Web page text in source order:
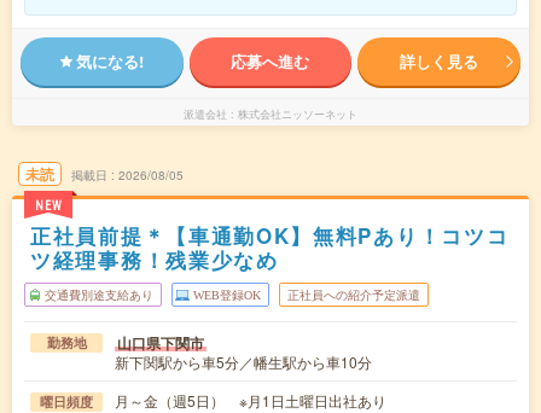
気になる! 応募へ進む 詳しく見る
派遣会社 株式会社ニッソーネット
未読
NEW
掲載日 2026/08/05
正社員前提＊【車通勤OK】無料Pあり！コツコ
ツ経理事務！残業少なめ
交通費別途支給あり WEB登録OK 正社員への紹介予定派遣
勤務地 山口県下関市
新下関駅から車5分／幡生駅から車10分
曜日頻度 月～金（週5日） ※月1日土曜日出社あり